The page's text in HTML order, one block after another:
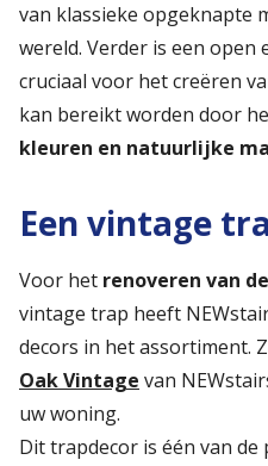
van klassieke opgeknapte
wereld. Verder is een
cruciaal voor het creëren
kan bereikt worden door
kleuren en natuurlijke
Een vintage
Voor het renoveren van
vintage trap heeft
decors in het assortiment.
Oak Vintage van
uw woning.
Dit trapdecor is één van